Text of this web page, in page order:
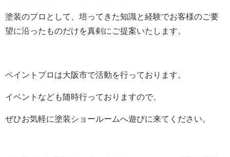
塗装のプロとして、培ってきた知識と経験でお客様のご要
望に沿ったものだけを真剣にご提案いたします。
ペイントプロは大阪市で活動を行っております。
イベントなども随時行っておりますので、
ぜひお気軽に塗装ショールームへ遊びに来てください。